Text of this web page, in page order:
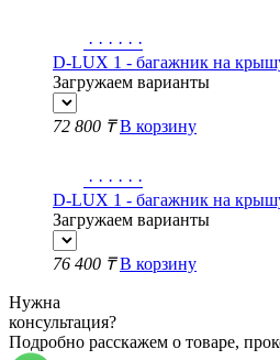
· · · · · ·
D-LUX 1 - багажник на
Загружаем варианты
72 800 ₸ В корзину
· · · · · ·
D-LUX 1 - багажник на
Загружаем варианты
76 400 ₸ В корзину
Нужна
консультация?
Подробно расскажем о товаре,